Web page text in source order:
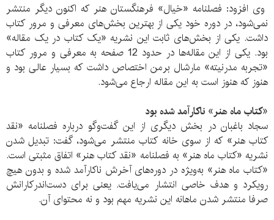
وی افزود: فصلنامه «خیال» فرهنگستان هنر که اکنون دیگر منتشر
نمی‌شود، در دوره خود یکی از بهترین بخش‌های معرفی و مرور کتاب
داشت. یکی از بخش‌های ثابت این نشریه «یک کتاب در یک مقاله»
بود. یکی از این مقاله‌ها در حدود 12 صفحه به معرفی و مرور کتاب
«تجربه مدرنیته» مارشال برمن اختصاص داشت که بسیار عالی بود و
هنوز که هنوز است به این مقاله ارجاع می‌شود.
«کتاب ماه هنر» ناکارآمد شده بود
سجاد باغبان در بخش دیگری از این گفت‌وگو درباره فصلنامه «نقد
کتاب هنر» که از سوی خانه کتاب منتشر می‌شود، گفت: تبدیل شدن
نشریه «کتاب ماه هنر» به فصلنامه «نقد کتاب هنر» اتفاق مثبتی است.
«کتاب ماه هنر» به‌ویژه در دوره‌های آخرش ناکارآمد شده و بدون هیچ
رویکرد و هدف خاصی انتشار می‌یافت. یعنی برای دست‌اندرکارانش
صرفا منتشر شدن ماهانه این نشریه مهم بود و نه محتوای آن.